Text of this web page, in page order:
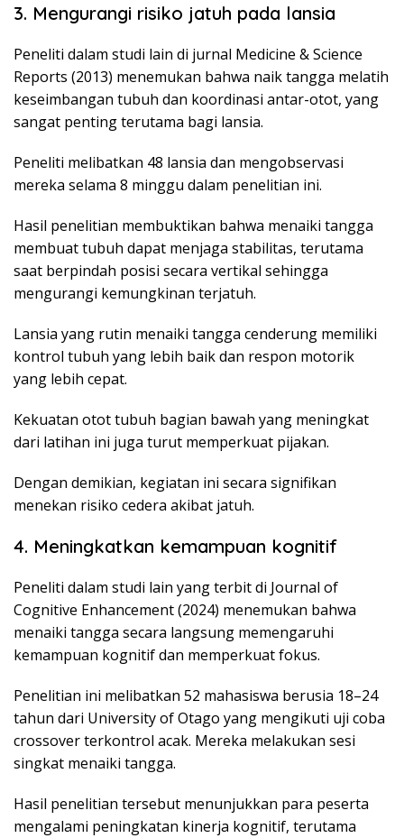
3. Mengurangi risiko jatuh pada lansia
Peneliti dalam studi lain di jurnal Medicine & Science
Reports (2013) menemukan bahwa naik tangga melatih
keseimbangan tubuh dan koordinasi antar-otot, yang
sangat penting terutama bagi lansia.
Peneliti melibatkan 48 lansia dan mengobservasi
mereka selama 8 minggu dalam penelitian ini.
Hasil penelitian membuktikan bahwa menaiki tangga
membuat tubuh dapat menjaga stabilitas, terutama
saat berpindah posisi secara vertikal sehingga
mengurangi kemungkinan terjatuh.
Lansia yang rutin menaiki tangga cenderung memiliki
kontrol tubuh yang lebih baik dan respon motorik
yang lebih cepat.
Kekuatan otot tubuh bagian bawah yang meningkat
dari latihan ini juga turut memperkuat pijakan.
Dengan demikian, kegiatan ini secara signifikan
menekan risiko cedera akibat jatuh.
4. Meningkatkan kemampuan kognitif
Peneliti dalam studi lain yang terbit di Journal of
Cognitive Enhancement (2024) menemukan bahwa
menaiki tangga secara langsung memengaruhi
kemampuan kognitif dan memperkuat fokus.
Penelitian ini melibatkan 52 mahasiswa berusia 18–24
tahun dari University of Otago yang mengikuti uji coba
crossover terkontrol acak. Mereka melakukan sesi
singkat menaiki tangga.
Hasil penelitian tersebut menunjukkan para peserta
mengalami peningkatan kinerja kognitif, terutama